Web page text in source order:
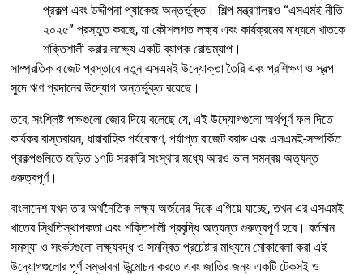
প্রকল্প এবং উদ্দীপনা প্যাকেজ অন্তর্ভুক্ত। শিল্প মন্ত্রণালয়ও “এসএমই নীতি
২০২৫” প্রস্তুত করছে, যা কৌশলগত লক্ষ্য এবং কার্যক্রমের মাধ্যমে খাতকে
শক্তিশালী করার লক্ষ্যে একটি ব্যাপক রোডম্যাপ।
সাম্প্রতিক বাজেট প্রস্তাবে নতুন এসএমই উদ্যোক্তা তৈরি এবং প্রশিক্ষণ ও স্বল্প
সুদে ঋণ প্রদানের উদ্যোগ অন্তর্ভুক্ত রয়েছে।
তবে, সংশ্লিষ্ট পক্ষগুলো জোর দিয়ে বলেছে যে, এই উদ্যোগগুলো অর্থপূর্ণ ফল দিতে
কার্যকর বাস্তবায়ন, ধারাবাহিক পর্যবেক্ষণ, পর্যাপ্ত বাজেট বরাদ্দ এবং এসএমই-সম্পর্কিত
প্রকল্পগুলিতে জড়িত ১৭টি সরকারি সংস্থার মধ্যে আরও ভাল সমন্বয় অত্যন্ত
গুরুত্বপূর্ণ।
বাংলাদেশ যখন তার অর্থনৈতিক লক্ষ্য অর্জনের দিকে এগিয়ে যাচ্ছে, তখন এর এসএমই
খাতের স্থিতিস্থাপকতা এবং শক্তিশালী প্রবৃদ্ধি অত্যন্ত গুরুত্বপূর্ণ হবে। বর্তমান
সমস্যা ও সংকটগুলো লক্ষ্যবদ্ধ ও সমন্বিত প্রচেষ্টার মাধ্যমে মোকাবেলা করা এই
উদ্যোগগুলোর পূর্ণ সম্ভাবনা উন্মোচন করতে এবং জাতির জন্য একটি টেকসই ও